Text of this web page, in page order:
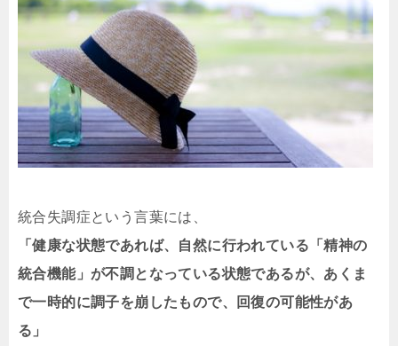
統合失調症という言葉には、
「健康な状態であれば、自然に行われている「精神の
統合機能」が不調となっている状態であるが、あくま
で一時的に調子を崩したもので、回復の可能性があ
る」